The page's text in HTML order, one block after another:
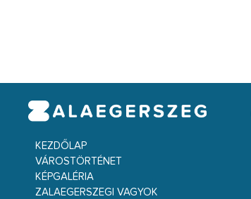
KEZDŐLAP
VÁROSTÖRTÉNET
KÉPGALÉRIA
ZALAEGERSZEGI VAGYOK